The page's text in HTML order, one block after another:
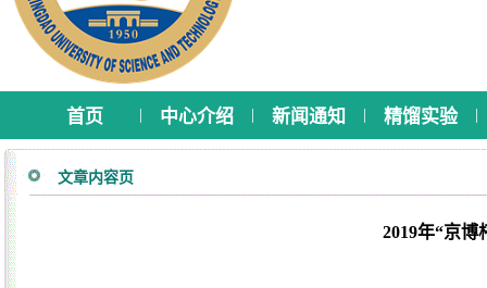
首页 | 中心介绍 | 新闻通知 | 精馏实验 |
文章内容页
2019年“京